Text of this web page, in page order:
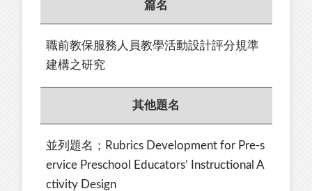
篇名
職前教保服務人員教學活動設計評分規準
建構之研究
其他題名
並列題名；Rubrics Development for Pre-s
ervice Preschool Educators’ Instructional A
ctivity Design